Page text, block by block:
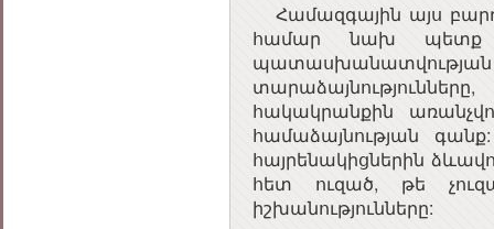
Համազգային այս
համար նախ պետք
պատասխանատվության
հակակրանքին
համաձայնության գանք:
հայրենակիցներին
հետ ուզած, թե
իշխանությունները: